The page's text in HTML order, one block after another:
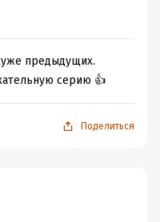
предыдущих.
серию 👍
Поделиться